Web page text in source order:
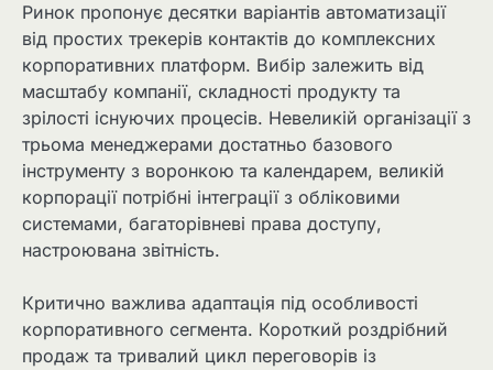
Ринок пропонує десятки варіантів автоматизації
від простих трекерів контактів до комплексних
корпоративних платформ. Вибір залежить від
масштабу компанії, складності продукту та
зрілості існуючих процесів. Невеликій організації з
трьома менеджерами достатньо базового
інструменту з воронкою та календарем, великій
корпорації потрібні інтеграції з обліковими
системами, багаторівневі права доступу,
настроювана звітність.
Критично важлива адаптація під особливості
корпоративного сегмента. Короткий роздрібний
продаж та тривалий цикл переговорів із